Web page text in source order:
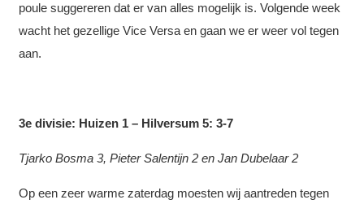
poule suggereren dat er van alles mogelijk is. Volgende week
wacht het gezellige Vice Versa en gaan we er weer vol tegen
aan.
3e divisie: Huizen 1 – Hilversum 5: 3-7
Tjarko Bosma 3, Pieter Salentijn 2 en Jan Dubelaar 2
Op een zeer warme zaterdag moesten wij aantreden tegen